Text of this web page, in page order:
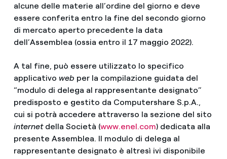
alcune delle materie all’ordine del giorno e deve
essere conferita entro la fine del secondo giorno
di mercato aperto precedente la data
dell’Assemblea (ossia entro il 17 maggio 2022).
A tal fine, può essere utilizzato lo specifico
applicativo web per la compilazione guidata del
“modulo di delega al rappresentante designato”
predisposto e gestito da Computershare S.p.A.,
cui si potrà accedere attraverso la sezione del sito
internetdella Società (www.enel.com) dedicata alla
presente Assemblea. Il modulo di delega al
rappresentante designato è altresì ivi disponibile